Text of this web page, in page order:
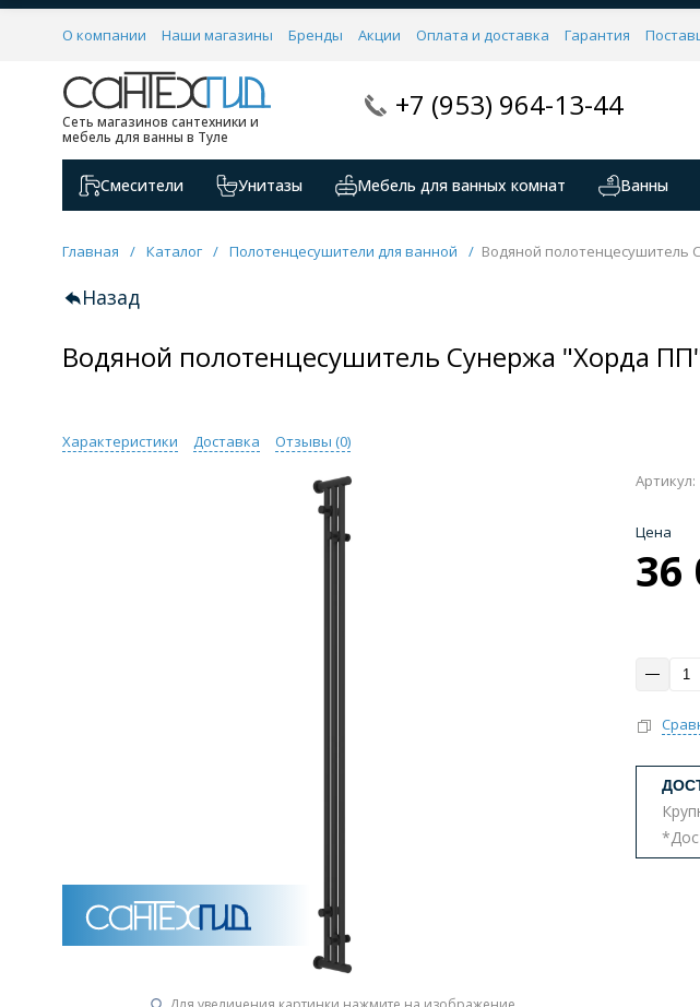
О компании Наши магазины Бренды Акции Оплата и доставка Гарантия
Сеть магазинов сантехники и
мебель для ванны в Туле
+7 (953) 964-13-44
Смесители Унитазы Мебель для ванных комнат Ванны
Главная / Каталог / Полотенцесушители для ванной / Водяной полотенцесушитель
Назад
Водяной полотенцесушитель Сунержа "Хорда
Характеристики Доставка Отзывы (0)
Артикул:
Цена
36